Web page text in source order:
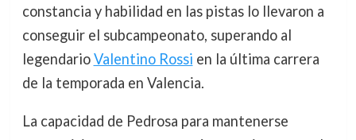
constancia y habilidad en las pistas lo llevaron a
conseguir el subcampeonato, superando al
legendarioValentino Rossi en la última carrera
de la temporada en Valencia.
La capacidad de Pedrosa para mantenerse